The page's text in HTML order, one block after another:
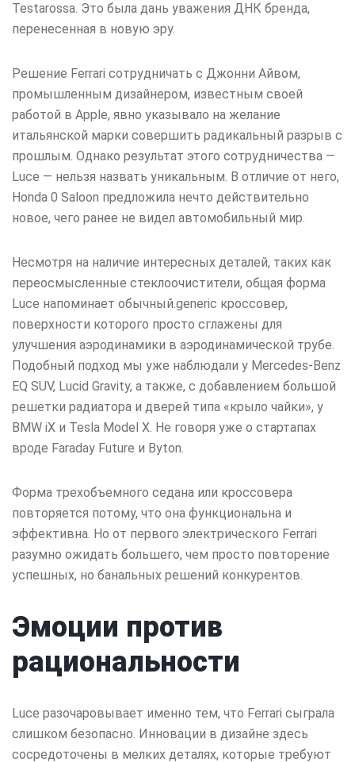
Testarossa. Это была дань уважения ДНК бренда,
перенесенная в новую эру.
Решение Ferrari сотрудничать с Джонни Айвом,
промышленным дизайнером, известным своей
работой в Apple, явно указывало на желание
итальянской марки совершить радикальный разрыв с
прошлым. Однако результат этого сотрудничества —
Luce — нельзя назвать уникальным. В отличие от него,
Honda 0 Saloon предложила нечто действительно
новое, чего ранее не видел автомобильный мир.
Несмотря на наличие интересных деталей, таких как
переосмысленные стеклоочистители, общая форма
Luce напоминает обычный.generic кроссовер,
поверхности которого просто сглажены для
улучшения аэродинамики в аэродинамической трубе.
Подобный подход мы уже наблюдали у Mercedes-Benz
EQ SUV, Lucid Gravity, а также, с добавлением большой
решетки радиатора и дверей типа «крыло чайки», у
BMW iX и Tesla Model X. Не говоря уже о стартапах
вроде Faraday Future и Byton.
Форма трехобъемного седана или кроссовера
повторяется потому, что она функциональна и
эффективна. Но от первого электрического Ferrari
разумно ожидать большего, чем просто повторение
успешных, но банальных решений конкурентов.
Эмоции против
рациональности
Luce разочаровывает именно тем, что Ferrari сыграла
слишком безопасно. Инновации в дизайне здесь
сосредоточены в мелких деталях, которые требуют